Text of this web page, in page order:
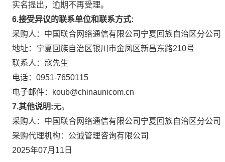
实名提出，逾期不再受理。
6.接受异议的联系单位和联系方式:
采购人：中国联合网络通信有限公司宁夏回族自治区分公司
地址：宁夏回族自治区银川市金凤区新昌东路210号
联系人：寇先生
电话：0951-7650115
电子邮件：koub@chinaunicom.cn
7.其他说明:无。
采购人：中国联合网络通信有限公司宁夏回族自治区分公司
采购代理机构：公诚管理咨询有限公司
2025年07月11日